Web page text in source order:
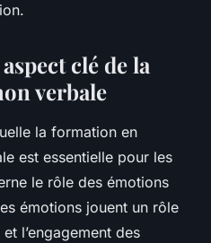
clé de la
verbale
la formation en
est essentielle pour les
le rôle des émotions
émotions jouent un rôle
l’engagement des